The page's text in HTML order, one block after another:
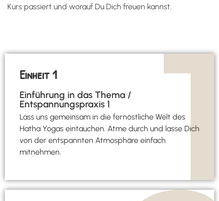
Kurs passiert und worauf Du Dich freuen kannst.
Einheit 1
Einführung in das Thema /
Entspannungspraxis 1
Lass uns gemeinsam in die fernöstliche Welt des
Hatha Yogas eintauchen. Atme durch und lasse Dich
von der entspannten Atmosphäre einfach
mitnehmen.